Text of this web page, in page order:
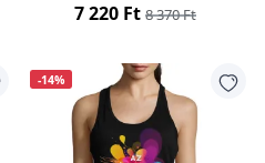
7 220 Ft 8 370 Ft
-14%